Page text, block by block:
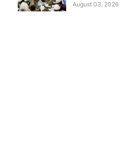
August 03, 2026